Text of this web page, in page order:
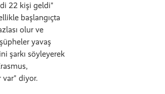
22 kişi geldi"
başlangıçta
olur ve
yavaş
şarkı söyleyerek
var" diyor.